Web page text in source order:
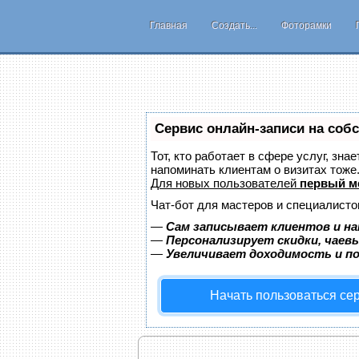
Главная Создать... Фоторамки
Сервис онлайн-записи на
Тот, кто работает в сфере услуг,
напоминать клиентам о визитах
Для новых пользователей первый
Чат-бот для мастеров и
— Сам записывает клиентов и
— Персонализирует скидки,
— Увеличивает доходимость и
Начать пользоваться